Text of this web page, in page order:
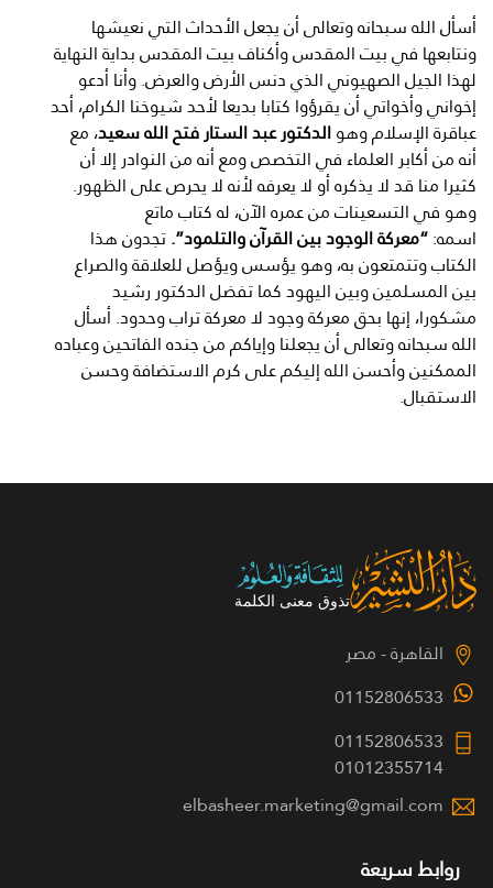
أسأل الله سبحانه وتعالى أن يجعل الأحداث التي نعيشها
ونتابعها في بيت المقدس وأكناف بيت المقدس بداية النهاية
لهذا الجيل الصهيوني الذي دنس الأرض والعرض. وأنا أدعو
إخواني وأخواتي أن يقرؤوا كتابا بديعا لأحد شيوخنا الكرام، أحد
عباقرة الإسلام وهوالدكتور عبد الستار فتح الله سعيد، مع
أنه من أكابر العلماء في التخصص ومع أنه من النوادر إلا أن
كثيرا منا قد لا يذكره أو لا يعرفه لأنه لا يحرص على الظهور.
وهو في التسعينات من عمره الآن، له كتاب ماتع
اسمه:“معركة الوجود بين القرآن والتلمود”.تجدون هذا
الكتاب وتتمتعون به، وهو يؤسس ويؤصل للعلاقة والصراع
بين المسلمين وبين اليهود كما تفضل الدكتور رشيد
مشكورا، إنها بحق معركة وجود لا معركة تراب وحدود. أسأل
الله سبحانه وتعالى أن يجعلنا وإياكم من جنده الفاتحين وعباده
الممكنين وأحسن الله إليكم على كرم الاستضافة وحسن
الاستقبال.
القاهرة - مصر
01152806533
01152806533
01012355714
elbasheer.marketing@gmail.com
روابط سريعة